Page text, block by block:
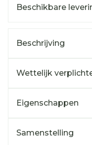
Beschikbare
Beschrijving
Wettelijk
Eigenschappen
Samenstelling